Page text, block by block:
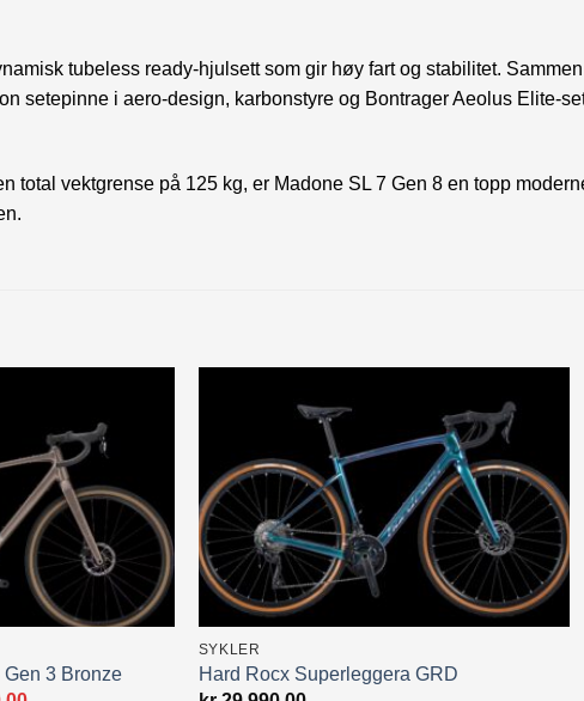
tubeless ready-hjulsett som gir høy fart og stabilitet.
setepinne i aero-design, karbonstyre og Bontrager Aeolus Elite-
total vektgrense på 125 kg, er Madone SL 7 Gen 8 en topp
3 Bronze
SYKLER
Hard Rocx Superleggera GRD